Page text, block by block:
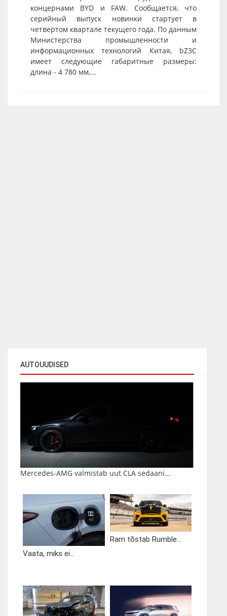
AUTOUUDISED
Mercedes-AMG valmistab uut CLA sedaani...
Vaata, miks ei...
Ram tõstab Rumble...
концернами BYD и FAW. Сообщается, что
серийный выпуск новинки стартует в
четвертом квартале текущего года. По данным
Министерства промышленности и
информационных технологий Китая, bZ3C
имеет следующие габаритные размеры:
длина - 4 780 мм,...